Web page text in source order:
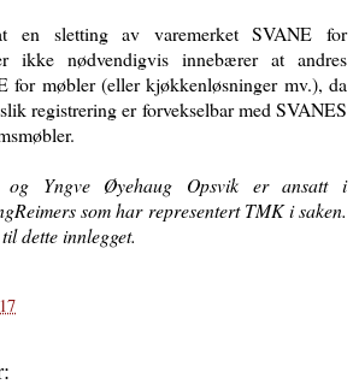
en sletting av varemerket SVANE for
ikke nødvendigvis innebærer at andres
for møbler (eller kjøkkenløsninger mv.), da
registrering er forvekselbar med SVANES
og Yngve Øyehaug Opsvik er ansatt i
som har representert TMK i saken.
dette innlegget.